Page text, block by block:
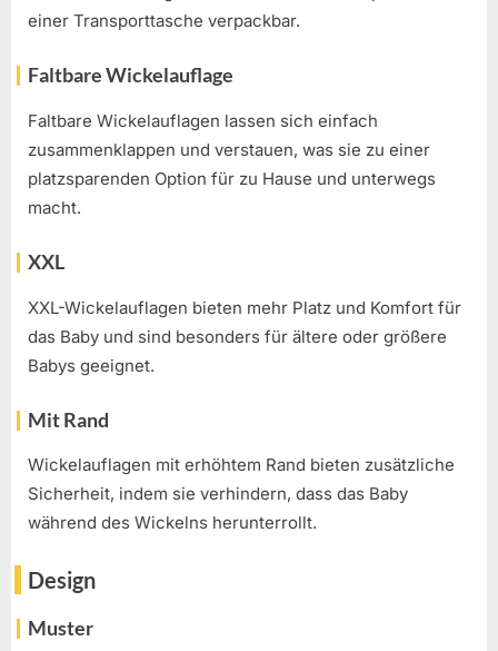
einer Transporttasche verpackbar.
Faltbare Wickelauflage
Faltbare Wickelauflagen lassen sich einfach
zusammenklappen und verstauen, was sie zu einer
platzsparenden Option für zu Hause und unterwegs
macht.
XXL
XXL-Wickelauflagen bieten mehr Platz und Komfort für
das Baby und sind besonders für ältere oder größere
Babys geeignet.
Mit Rand
Wickelauflagen mit erhöhtem Rand bieten zusätzliche
Sicherheit, indem sie verhindern, dass das Baby
während des Wickelns herunterrollt.
Design
Muster